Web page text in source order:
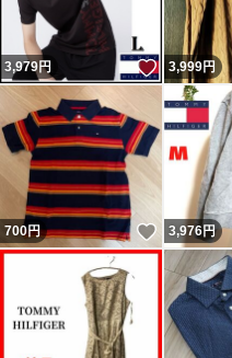
3,979円 いいね！
3,999円
700円 いいね！
3,976円